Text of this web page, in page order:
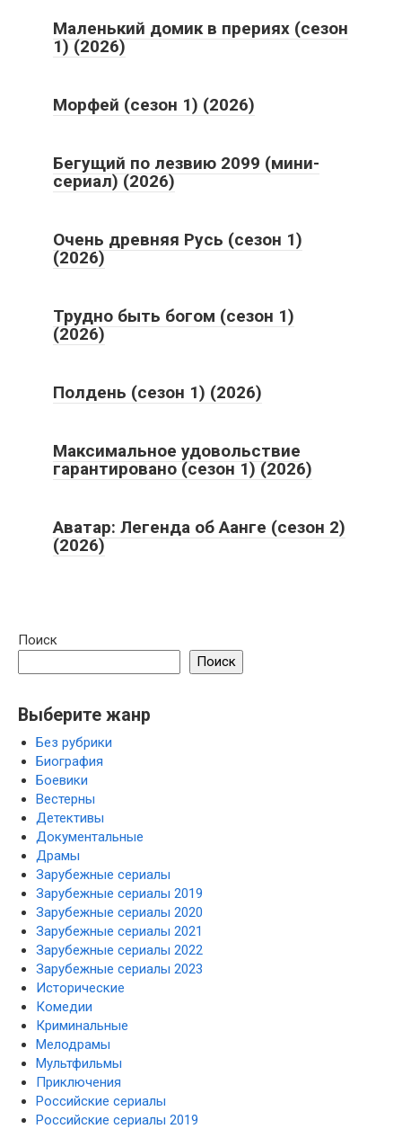
Маленький домик в прериях (сезон
1) (2026)
Морфей (сезон 1) (2026)
Бегущий по лезвию 2099 (мини-
сериал) (2026)
Очень древняя Русь (сезон 1)
(2026)
Трудно быть богом (сезон 1)
(2026)
Полдень (сезон 1) (2026)
Максимальное удовольствие
гарантировано (сезон 1) (2026)
Аватар: Легенда об Аанге (сезон 2)
(2026)
Поиск
Поиск
Выберите жанр
Без рубрики
Биография
Боевики
Вестерны
Детективы
Документальные
Драмы
Зарубежные сериалы
Зарубежные сериалы 2019
Зарубежные сериалы 2020
Зарубежные сериалы 2021
Зарубежные сериалы 2022
Зарубежные сериалы 2023
Исторические
Комедии
Криминальные
Мелодрамы
Мультфильмы
Приключения
Российские сериалы
Российские сериалы 2019